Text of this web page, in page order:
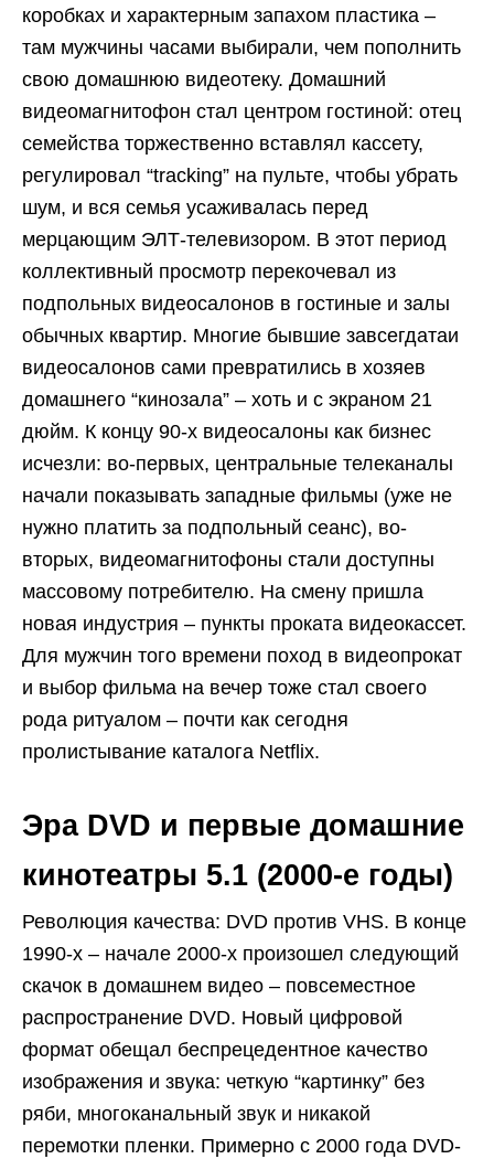
коробках и характерным запахом пластика –
там мужчины часами выбирали, чем пополнить
свою домашнюю видеотеку. Домашний
видеомагнитофон стал центром гостиной: отец
семейства торжественно вставлял кассету,
регулировал “tracking” на пульте, чтобы убрать
шум, и вся семья усаживалась перед
мерцающим ЭЛТ-телевизором. В этот период
коллективный просмотр перекочевал из
подпольных видеосалонов в гостиные и залы
обычных квартир. Многие бывшие завсегдатаи
видеосалонов сами превратились в хозяев
домашнего “кинозала” – хоть и с экраном 21
дюйм. К концу 90-х видеосалоны как бизнес
исчезли: во-первых, центральные телеканалы
начали показывать западные фильмы (уже не
нужно платить за подпольный сеанс), во-
вторых, видеомагнитофоны стали доступны
массовому потребителю. На смену пришла
новая индустрия – пункты проката видеокассет.
Для мужчин того времени поход в видеопрокат
и выбор фильма на вечер тоже стал своего
рода ритуалом – почти как сегодня
пролистывание каталога Netflix.
Эра DVD и первые домашние
кинотеатры 5.1 (2000-е годы)
Революция качества: DVD против VHS. В конце
1990-х – начале 2000-х произошел следующий
скачок в домашнем видео – повсеместное
распространение DVD. Новый цифровой
формат обещал беспрецедентное качество
изображения и звука: четкую “картинку” без
ряби, многоканальный звук и никакой
перемотки пленки. Примерно с 2000 года DVD-